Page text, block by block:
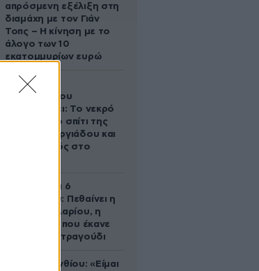
απρόσμενη εξέλιξη στη
διαμάχη με τον Γιάν
Τοπς – Η κίνηση με το
άλογο των 10
εκατομμυρίων ευρώ
Ο Στράτος
Τζώρτζογλου
αποκαλύπτει: Το νεκρό
έμβρυο στο σπίτι της
Μαρίας Γεωργιάδου και
ο εγκλεισμός στο
Σαν σήμερα 6
Αυγούστου: Πεθαίνει η
Ρίτα Σακελλαρίου, η
λαϊκή ντίβα που έκανε
τη ζωή της τραγούδι
Μαρία Κορινθίου: «Είμαι